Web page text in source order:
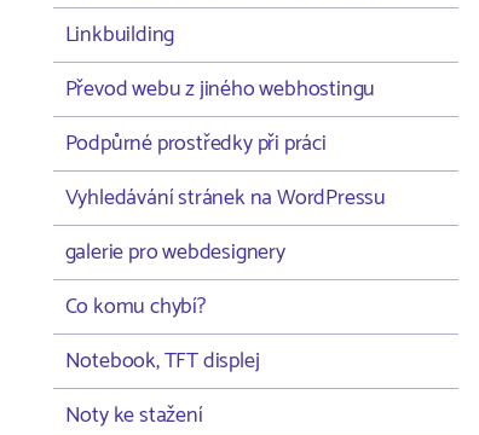
Linkbuilding
Převod webu z jiného webhostingu
Podpůrné prostředky při práci
Vyhledávání stránek na WordPressu
galerie pro webdesignery
Co komu chybí?
Notebook, TFT displej
Noty ke stažení